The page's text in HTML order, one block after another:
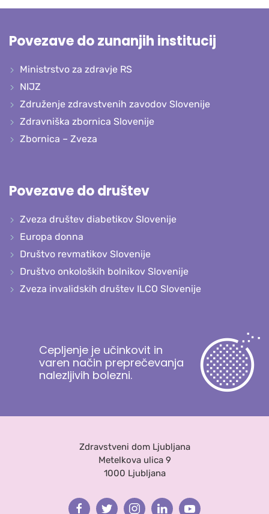
Povezave do zunanjih institucij
Ministrstvo za zdravje RS
NIJZ
Združenje zdravstvenih zavodov Slovenije
Zdravniška zbornica Slovenije
Zbornica – Zveza
Povezave do društev
Zveza društev diabetikov Slovenije
Europa donna
Društvo revmatikov Slovenije
Društvo onkoloških bolnikov Slovenije
Zveza invalidskih društev ILCO Slovenije
Cepljenje je učinkovit in
varen način preprečevanja
nalezljivih bolezni.
Zdravstveni dom Ljubljana
Metelkova ulica 9
1000 Ljubljana
FacebookTwitterInstagramLinkedinYoutube